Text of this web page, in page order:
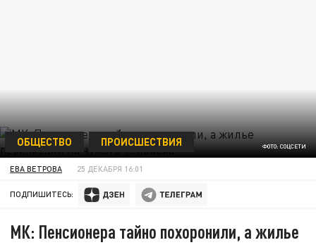
ФОТО: СОЦСЕТИ
ОБЩЕСТВО ПРОИСШЕСТВИЯ
ЕВА ВЕТРОВА 25 ДЕКАБРЯ 16:01
ПОДПИШИТЕСЬ:
МК: Пенсионера тайно похоронили, а жилье